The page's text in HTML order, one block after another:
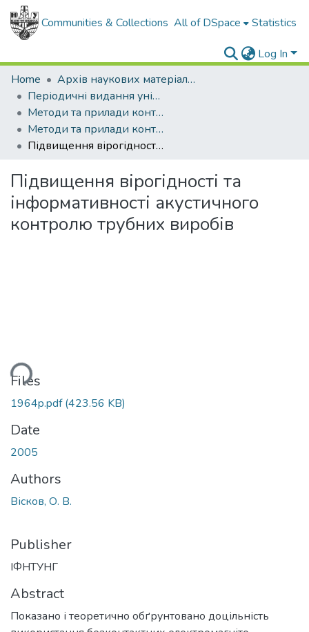
Communities & Collections All of DSpace Statistics
Log In
Home
Архів наукових матеріалів
Періодичні видання університету
Методи та прилади контролю якості
Методи та прилади контролю якості - 2005 - №14
Підвищення вірогідності та інформативності акустичного контролю трубних виробів
Підвищення вірогідності та
інформативності акустичного
контролю трубних виробів
Files
1964p.pdf(423.56 KB)
Date
2005
Authors
Вісков, О. В.
Publisher
ІФНТУНГ
Abstract
Показано і теоретично обґрунтовано доцільність